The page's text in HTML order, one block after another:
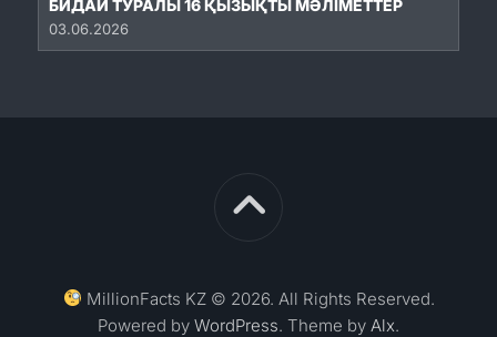
БИДАЙ ТУРАЛЫ 16 ҚЫЗЫҚТЫ МӘЛІМЕТТЕР
03.06.2026
MillionFacts KZ © 2026. All Rights Reserved.
Powered by WordPress. Theme by Alx.